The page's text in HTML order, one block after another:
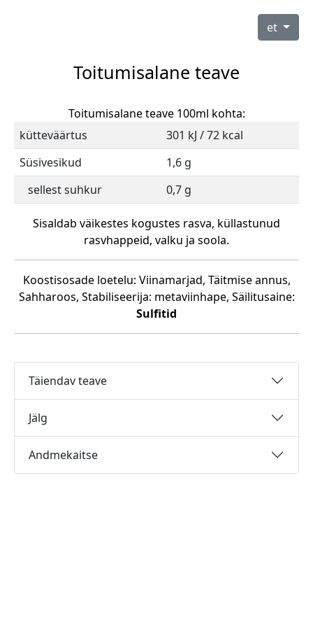
et
Toitumisalane teave
Toitumisalane teave 100ml kohta:
kütteväärtus
301 kJ / 72 kcal
Süsivesikud
1,6 g
sellest suhkur
0,7 g
Sisaldab väikestes kogustes rasva, küllastunud
rasvhappeid, valku ja soola.
Koostisosade loetelu: Viinamarjad, Täitmise annus,
Sahharoos, Stabiliseerija: metaviinhape, Säilitusaine:
Sulfitid
Täiendav teave
Jälg
Andmekaitse